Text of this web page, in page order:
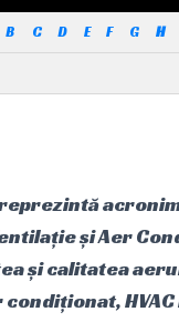
B C D E F G H
reprezintă
și Aer
și calitatea